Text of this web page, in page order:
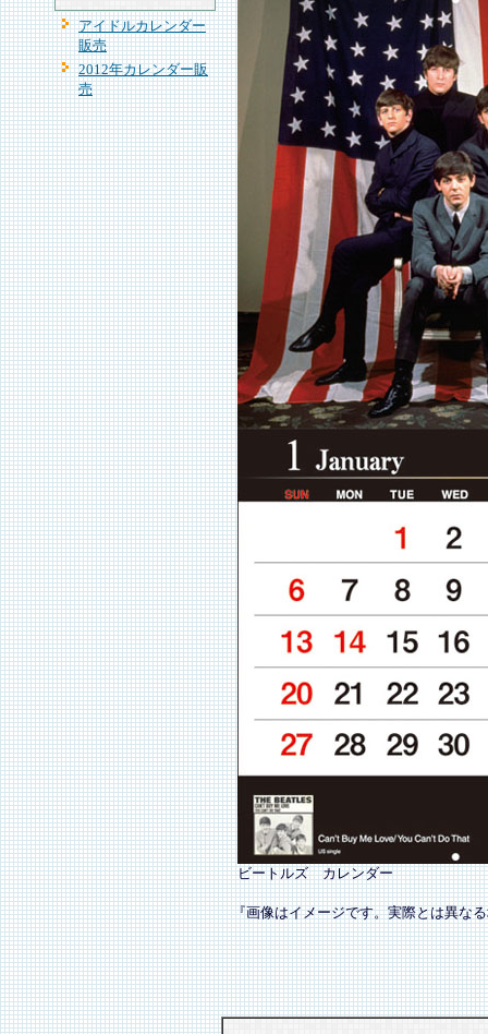
アイドルカレンダー
販売
2012年カレンダー販
売
ビートルズ カレンダー
『画像はイメージです。実際とは異な